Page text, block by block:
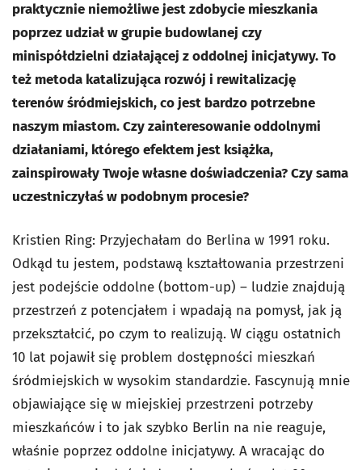
praktycznie niemożliwe jest zdobycie mieszkania
poprzez udział w grupie budowlanej czy
minispółdzielni działającej z oddolnej inicjatywy. To
też metoda katalizująca rozwój i rewitalizację
terenów śródmiejskich, co jest bardzo potrzebne
naszym miastom. Czy zainteresowanie oddolnymi
działaniami, którego efektem jest książka,
zainspirowały Twoje własne doświadczenia? Czy sama
uczestniczyłaś w podobnym procesie?
Kristien Ring: Przyjechałam do Berlina w 1991 roku.
Odkąd tu jestem, podstawą kształtowania przestrzeni
jest podejście oddolne (bottom-up) – ludzie znajdują
przestrzeń z potencjałem i wpadają na pomysł, jak ją
przekształcić, po czym to realizują. W ciągu ostatnich
10 lat pojawił się problem dostępności mieszkań
śródmiejskich w wysokim standardzie. Fascynują mnie
objawiające się w miejskiej przestrzeni potrzeby
mieszkańców i to jak szybko Berlin na nie reaguje,
właśnie poprzez oddolne inicjatywy. A wracając do